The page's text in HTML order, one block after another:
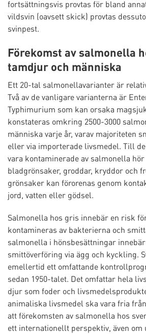
fortsättningsvis provtas för bland
vildsvin (oavsett skick) provtas
svinpest.
Förekomst av salmonella
tamdjur och människa
Ett 20-tal salmonellavarianter är
Två av de vanligare varianterna är
Typhimurium som kan orsaka
konstateras omkring 2500-3000
människa varje år, varav majoriteten
eller via importerade livsmedel. Till
vara kontaminerade av salmonella
bladgrönsaker, groddar, kryddor och
grönsaker kan förorenas genom
jord, vatten eller gödsel.
Salmonella hos gris innebär en risk
kontamineras av bakterierna och
salmonella i hönsbesättningar
smittöverföring via ägg och kyckling.
emellertid ett omfattande
sedan 1950-talet. Det omfattar hela
djur som foder och
animaliska livsmedel ska vara fria
att förekomsten av salmonella hos
ett internationellt perspektiv, även